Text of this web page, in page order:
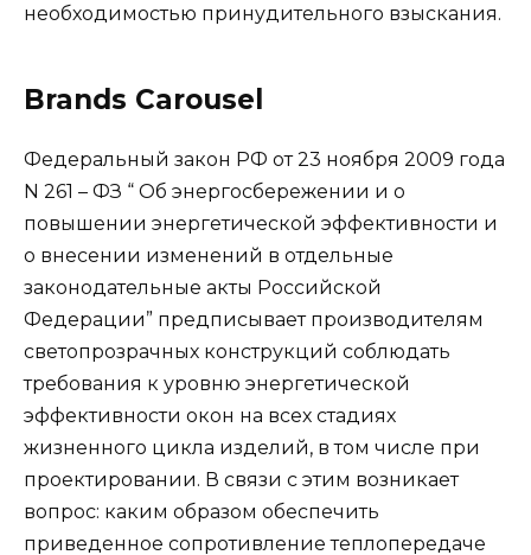
необходимостью принудительного взыскания.
Brands Carousel
Федеральный закон РФ от 23 ноября 2009 года
N 261 – ФЗ “ Об энергосбережении и о
повышении энергетической эффективности и
о внесении изменений в отдельные
законодательные акты Российской
Федерации” предписывает производителям
светопрозрачных конструкций соблюдать
требования к уровню энергетической
эффективности окон на всех стадиях
жизненного цикла изделий, в том числе при
проектировании. В связи с этим возникает
вопрос: каким образом обеспечить
приведенное сопротивление теплопередаче